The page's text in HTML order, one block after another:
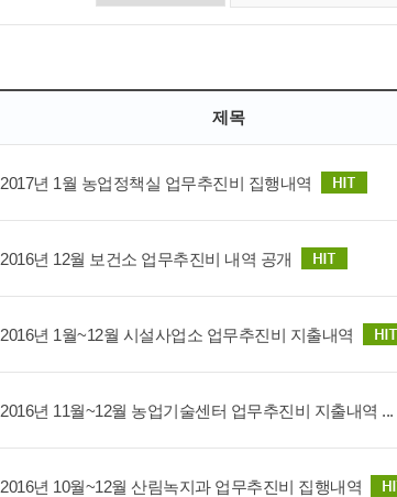
제목
2017년 1월 농업정책실 업무추진비 집행내역
2016년 12월 보건소 업무추진비 내역 공개
2016년 1월~12월 시설사업소 업무추진비 지출내역
2016년 11월~12월 농업기술센터 업무추진비 지출내역 ...
2016년 10월~12월 산림녹지과 업무추진비 집행내역